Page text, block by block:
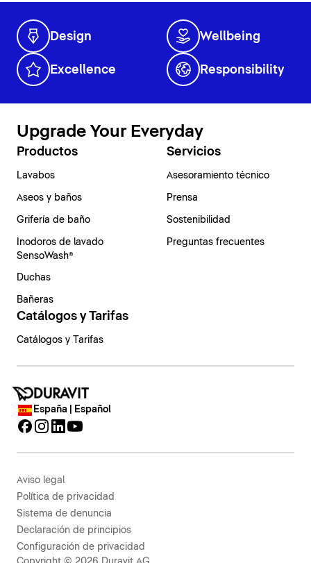
Design Wellbeing
Excellence Responsibility
Upgrade Your Everyday
Productos
Lavabos
Aseos y baños
Grifería de baño
Inodoros de lavado
SensoWash®
Duchas
Bañeras
Servicios
Asesoramiento técnico
Prensa
Sostenibilidad
Preguntas frecuentes
Catálogos y Tarifas
Catálogos y Tarifas
España | Español
Aviso legal
Política de privacidad
Sistema de denuncia
Declaración de principios
Configuración de privacidad